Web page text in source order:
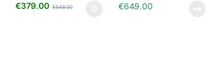
€379.00 €549.00 €649.00